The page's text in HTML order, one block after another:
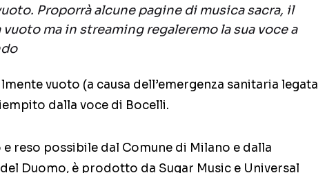
Proporrà alcune pagine di musica sacra, il
vuoto ma in streaming regaleremo la sua voce a
vuoto (a causa dell’emergenza sanitaria legata
dalla voce di Bocelli.
e reso possibile dal Comune di Milano e dalla
Duomo, è prodotto da Sugar Music e Universal